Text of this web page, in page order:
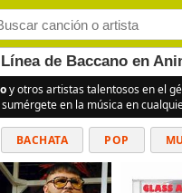
de Baccano en
y otros artistas talentosos en el
en la música en
BACHATA POP